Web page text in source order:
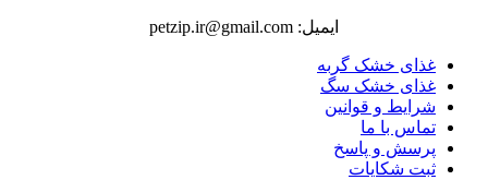
ایمیل: petzip.ir@gmail.com
غذای خشک گربه
غذای خشک سگ
شرایط و قوانین
تماس با ما
پرسش و پاسخ
ثبت شکایات